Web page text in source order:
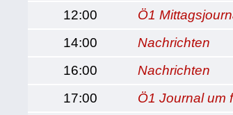
12:00
Ö1
14:00
Nachrichten
16:00
Nachrichten
17:00
Ö1 Journal um